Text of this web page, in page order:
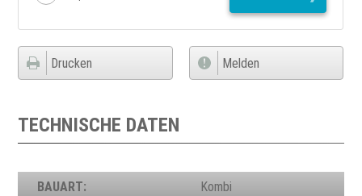
Drucken Melden
TECHNISCHE DATEN
BAUART: Kombi